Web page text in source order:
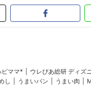
ピママ* ウレぴあ総研 ディズ
し
うまいパン うまい肉